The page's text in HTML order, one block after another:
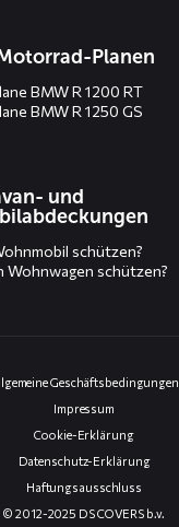
Planen
BMW R 1200 RT
BMW R 1250 GS
und
schützen?
Wohnwagen schützen?
Geschäftsbedingungen
Impressum
Cookie-Erklärung
Datenschutz-Erklärung
Haftungsausschluss
© 2012-2025 DS COVERS b.v.